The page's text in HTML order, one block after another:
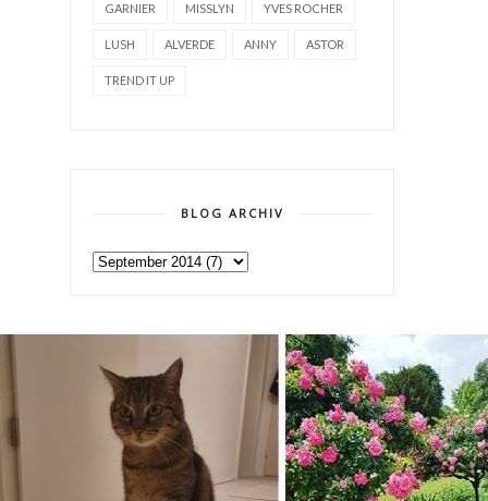
GARNIER MISSLYN YVES ROCHER
LUSH ALVERDE ANNY ASTOR
TREND IT UP
BLOG ARCHIV